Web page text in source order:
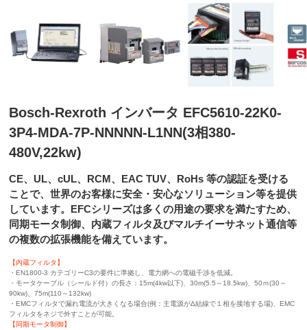
Bosch-Rexroth インバータ EFC5610-22K0-
3P4-MDA-7P-NNNNN-L1NN(3相380-
480V,22kw)
CE、UL、cUL、RCM、EAC TUV、RoHs 等の認証を受ける
ことで、世界のお客様に安全・安心なソリューション等を提供
しています。EFCシリーズは多くの用途の要求を満たすため、
同期モータ制御、内蔵フィルタ及びマルチイーサネット通信等
の複数の拡張機能を備えています。
【内蔵フィルタ】
・EN1800-3 カテゴリーC3の要件に準拠し、電力網への電磁干渉を低減。
・モータケーブル（シールド付）の長さ：15m(4kw以下)、30m(5.5～18.5kw)、50ｍ(30～
90kw)、75m(110～132kw)
・EMCフィルタで漏れ電流が大きくなる場合(例：主電源がΔ結線で１相を接地する場)、EMC
フィルタをネジで外すことが可能。
【同期モータ制御】